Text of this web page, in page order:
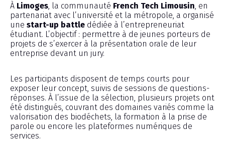
À Limoges , la communauté French Tech Limousin , en
partenariat avec l’université et la métropole, a organisé
une start-up battle dédiée à l’entrepreneuriat
étudiant. L’objectif : permettre à de jeunes porteurs de
projets de s’exercer à la présentation orale de leur
entreprise devant un jury.
Les participants disposent de temps courts pour
exposer leur concept, suivis de sessions de questions-
réponses. À l’issue de la sélection, plusieurs projets ont
été distingués, couvrant des domaines variés comme la
valorisation des biodéchets, la formation à la prise de
parole ou encore les plateformes numériques de
services.